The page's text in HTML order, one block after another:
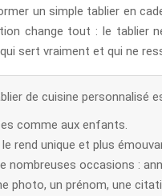
un simple tablier en
change tout : le tablier
sert vraiment et qui ne
de cuisine personnalisé
comme aux enfants.
rend unique et plus
nombreuses occasions :
photo, un prénom, une